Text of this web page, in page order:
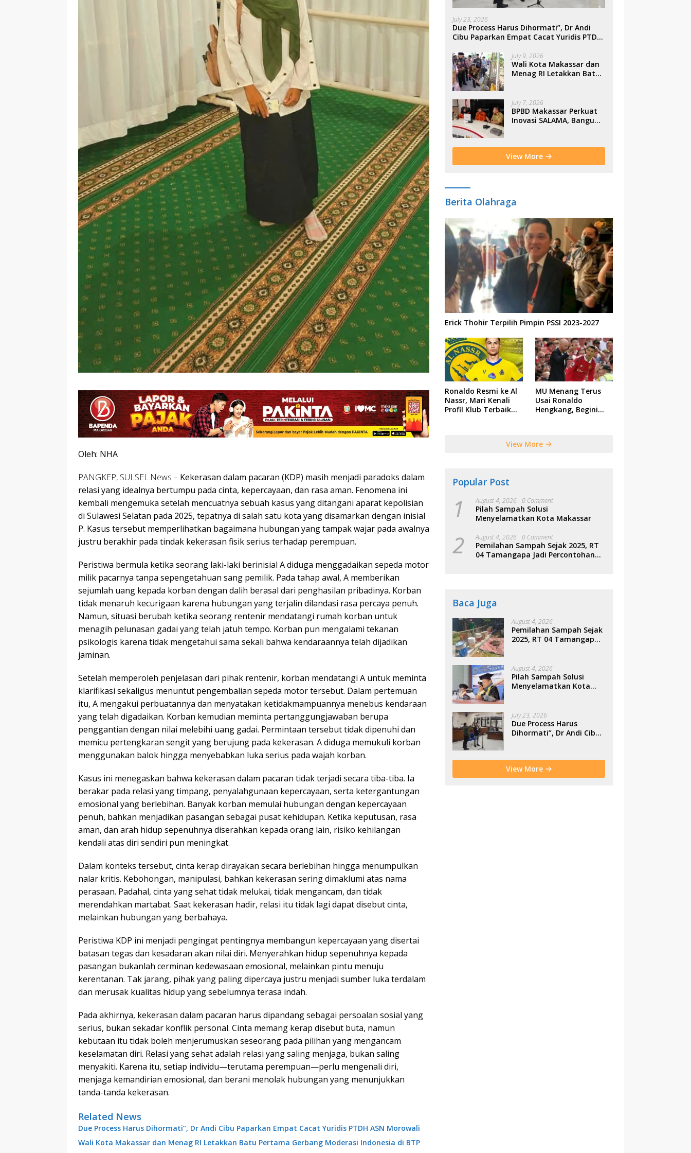
Oleh: NHA
PANGKEP, SULSEL.News – Kekerasan dalam pacaran (KDP) masih menjadi paradoks dalam
relasi yang idealnya bertumpu pada cinta, kepercayaan, dan rasa aman. Fenomena ini
kembali mengemuka setelah mencuatnya sebuah kasus yang ditangani aparat kepolisian
di Sulawesi Selatan pada 2025, tepatnya di salah satu kota yang disamarkan dengan inisial
P. Kasus tersebut memperlihatkan bagaimana hubungan yang tampak wajar pada awalnya
justru berakhir pada tindak kekerasan fisik serius terhadap perempuan.
Peristiwa bermula ketika seorang laki-laki berinisial A diduga menggadaikan sepeda motor
milik pacarnya tanpa sepengetahuan sang pemilik. Pada tahap awal, A memberikan
sejumlah uang kepada korban dengan dalih berasal dari penghasilan pribadinya. Korban
tidak menaruh kecurigaan karena hubungan yang terjalin dilandasi rasa percaya penuh.
Namun, situasi berubah ketika seorang rentenir mendatangi rumah korban untuk
menagih pelunasan gadai yang telah jatuh tempo. Korban pun mengalami tekanan
psikologis karena tidak mengetahui sama sekali bahwa kendaraannya telah dijadikan
jaminan.
Setelah memperoleh penjelasan dari pihak rentenir, korban mendatangi A untuk meminta
klarifikasi sekaligus menuntut pengembalian sepeda motor tersebut. Dalam pertemuan
itu, A mengakui perbuatannya dan menyatakan ketidakmampuannya menebus kendaraan
yang telah digadaikan. Korban kemudian meminta pertanggungjawaban berupa
penggantian dengan nilai melebihi uang gadai. Permintaan tersebut tidak dipenuhi dan
memicu pertengkaran sengit yang berujung pada kekerasan. A diduga memukuli korban
menggunakan balok hingga menyebabkan luka serius pada wajah korban.
Kasus ini menegaskan bahwa kekerasan dalam pacaran tidak terjadi secara tiba-tiba. Ia
berakar pada relasi yang timpang, penyalahgunaan kepercayaan, serta ketergantungan
emosional yang berlebihan. Banyak korban memulai hubungan dengan kepercayaan
penuh, bahkan menjadikan pasangan sebagai pusat kehidupan. Ketika keputusan, rasa
aman, dan arah hidup sepenuhnya diserahkan kepada orang lain, risiko kehilangan
kendali atas diri sendiri pun meningkat.
Dalam konteks tersebut, cinta kerap dirayakan secara berlebihan hingga menumpulkan
nalar kritis. Kebohongan, manipulasi, bahkan kekerasan sering dimaklumi atas nama
perasaan. Padahal, cinta yang sehat tidak melukai, tidak mengancam, dan tidak
merendahkan martabat. Saat kekerasan hadir, relasi itu tidak lagi dapat disebut cinta,
melainkan hubungan yang berbahaya.
Peristiwa KDP ini menjadi pengingat pentingnya membangun kepercayaan yang disertai
batasan tegas dan kesadaran akan nilai diri. Menyerahkan hidup sepenuhnya kepada
pasangan bukanlah cerminan kedewasaan emosional, melainkan pintu menuju
kerentanan. Tak jarang, pihak yang paling dipercaya justru menjadi sumber luka terdalam
dan merusak kualitas hidup yang sebelumnya terasa indah.
Pada akhirnya, kekerasan dalam pacaran harus dipandang sebagai persoalan sosial yang
serius, bukan sekadar konflik personal. Cinta memang kerap disebut buta, namun
kebutaan itu tidak boleh menjerumuskan seseorang pada pilihan yang mengancam
keselamatan diri. Relasi yang sehat adalah relasi yang saling menjaga, bukan saling
menyakiti. Karena itu, setiap individu—terutama perempuan—perlu mengenali diri,
menjaga kemandirian emosional, dan berani menolak hubungan yang menunjukkan
tanda-tanda kekerasan.
Related News
Due Process Harus Dihormati”, Dr Andi Cibu Paparkan Empat Cacat Yuridis PTDH ASN Morowali
Wali Kota Makassar dan Menag RI Letakkan Batu Pertama Gerbang Moderasi Indonesia di BTP
July 23, 2026
Due Process Harus Dihormati”, Dr Andi
Cibu Paparkan Empat Cacat Yuridis PTDH
July 9, 2026
Wali Kota Makassar dan
Menag RI Letakkan Batu
BTP
July 7, 2026
BPBD Makassar Perkuat
Inovasi SALAMA, Bangun
View More
Berita Olahraga
Erick Thohir Terpilih Pimpin PSSI 2023-2027
Ronaldo Resmi ke Al
Nassr, Mari Kenali
Profil Klub Terbaik
MU Menang Terus
Usai Ronaldo
Hengkang, Begini
View More
Popular Post
1 August 4, 2026 0 Comment
Pilah Sampah Solusi
Menyelamatkan Kota Makassar
2 August 4, 2026 0 Comment
Pemilahan Sampah Sejak 2025, RT
04 Tamangapa Jadi Percontohan
Baca Juga
August 4, 2026
Pemilahan Sampah Sejak
2025, RT 04 Tamangapa
Warga
August 4, 2026
Pilah Sampah Solusi
Menyelamatkan Kota
July 23, 2026
Due Process Harus
Dihormati”, Dr Andi Cibu
Morowali
View More